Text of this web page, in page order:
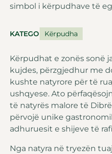
simbol i kërpudhave të
KATEGORIAKërpudha
Kërpudhat e zonës sonë
kujdes, përzgjedhur me
kushte natyrore për të
ushqyese. Ato
të natyrës malore të
përvojë unike
adhuruesit e shijeve të
Nga natyra në tryezën